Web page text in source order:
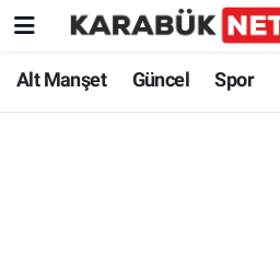
Alt Manşet Güncel Spor